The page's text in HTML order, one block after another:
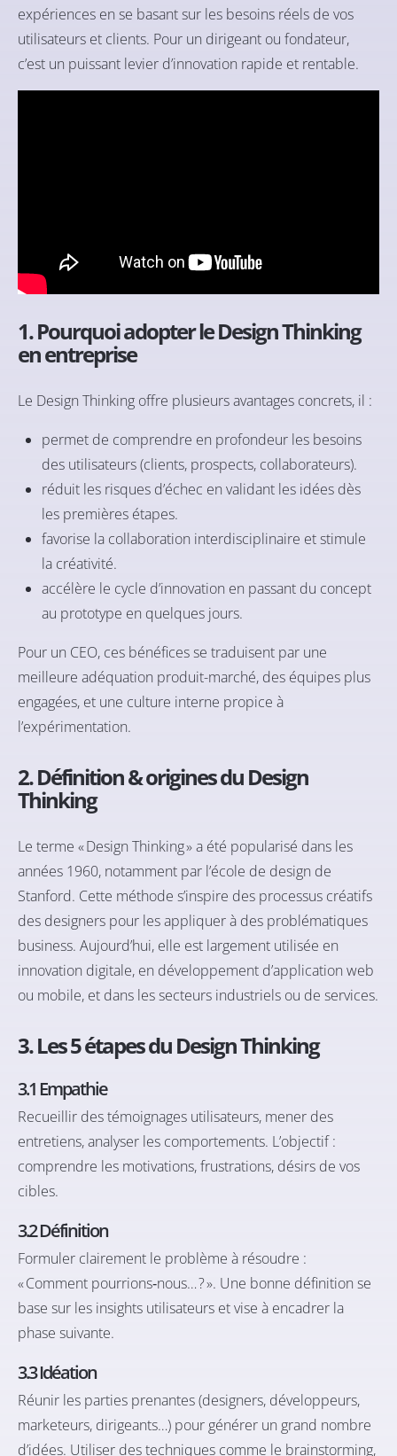
expériences en se basant sur les besoins réels de vos
utilisateurs et clients. Pour un dirigeant ou fondateur,
c’est un puissant levier d’innovation rapide et rentable.
1. Pourquoi adopter le Design Thinking
en entreprise
Le Design Thinking offre plusieurs avantages concrets, il :
permet de comprendre en profondeur les besoins
des utilisateurs (clients, prospects, collaborateurs).
réduit les risques d’échec en validant les idées dès
les premières étapes.
favorise la collaboration interdisciplinaire et stimule
la créativité.
accélère le cycle d’innovation en passant du concept
au prototype en quelques jours.
Pour un CEO, ces bénéfices se traduisent par une
meilleure adéquation produit-marché, des équipes plus
engagées, et une culture interne propice à
l’expérimentation.
2. Définition & origines du Design
Thinking
Le terme « Design Thinking » a été popularisé dans les
années 1960, notamment par l’école de design de
Stanford. Cette méthode s’inspire des processus créatifs
des designers pour les appliquer à des problématiques
business. Aujourd’hui, elle est largement utilisée en
innovation digitale, en développement d’application web
ou mobile, et dans les secteurs industriels ou de services.
3. Les 5 étapes du Design Thinking
3.1 Empathie
Recueillir des témoignages utilisateurs, mener des
entretiens, analyser les comportements. L’objectif :
comprendre les motivations, frustrations, désirs de vos
cibles.
3.2 Définition
Formuler clairement le problème à résoudre :
« Comment pourrions‑nous… ? ». Une bonne définition se
base sur les insights utilisateurs et vise à encadrer la
phase suivante.
3.3 Idéation
Réunir les parties prenantes (designers, développeurs,
marketeurs, dirigeants…) pour générer un grand nombre
d’idées. Utiliser des techniques comme le brainstorming,